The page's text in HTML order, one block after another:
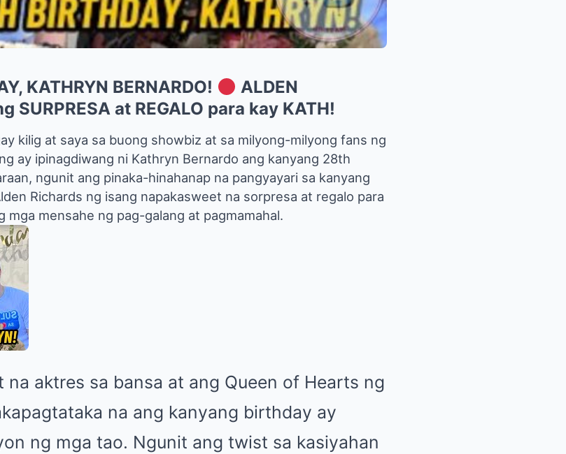
KATHRYN BERNARDO!
ALDEN
SURPRESA at REGALO para kay KATH!
kilig at saya sa buong showbiz at sa milyong-milyong fans ng
ay ipinagdiwang ni Kathryn Bernardo ang kanyang 28th
ngunit ang pinaka-hinahanap na pangyayari sa kanyang
Richards ng isang napakasweet na sorpresa at regalo para
mga mensahe ng pag-galang at pagmamahal.
na aktres sa bansa at ang Queen of Hearts ng
na ang kanyang birthday ay
ng mga tao. Ngunit ang twist sa kasiyahan